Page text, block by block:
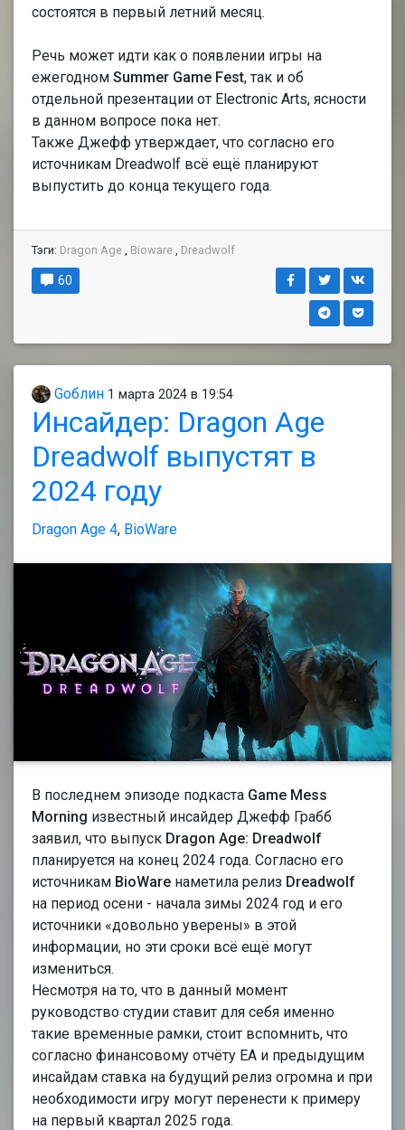
состоятся в первый летний месяц.
Речь может идти как о появлении игры на
ежегодном Summer Game Fest, так и об
отдельной презентации от Electronic Arts, ясности
в данном вопросе пока нет.
Также Джефф утверждает, что согласно его
источникам Dreadwolf всё ещё планируют
выпустить до конца текущего года.
Тэги: Dragon Age Bioware Dreadwolf
60
Gоблин 1 марта 2024 в 19:54
Инсайдер: Dragon Age
Dreadwolf выпустят в
2024 году
Dragon Age 4, BioWare
В последнем эпизоде подкаста Game Mess
Morning известный инсайдер Джефф Грабб
заявил, что выпуск Dragon Age: Dreadwolf
планируется на конец 2024 года. Согласно его
источникам BioWare наметила релиз Dreadwolf
на период осени - начала зимы 2024 год и его
источники «довольно уверены» в этой
информации, но эти сроки всё ещё могут
измениться.
Несмотря на то, что в данный момент
руководство студии ставит для себя именно
такие временные рамки, стоит вспомнить, что
согласно финансовому отчёту EA и предыдущим
инсайдам ставка на будущий релиз огромна и при
необходимости игру могут перенести к примеру
на первый квартал 2025 года.